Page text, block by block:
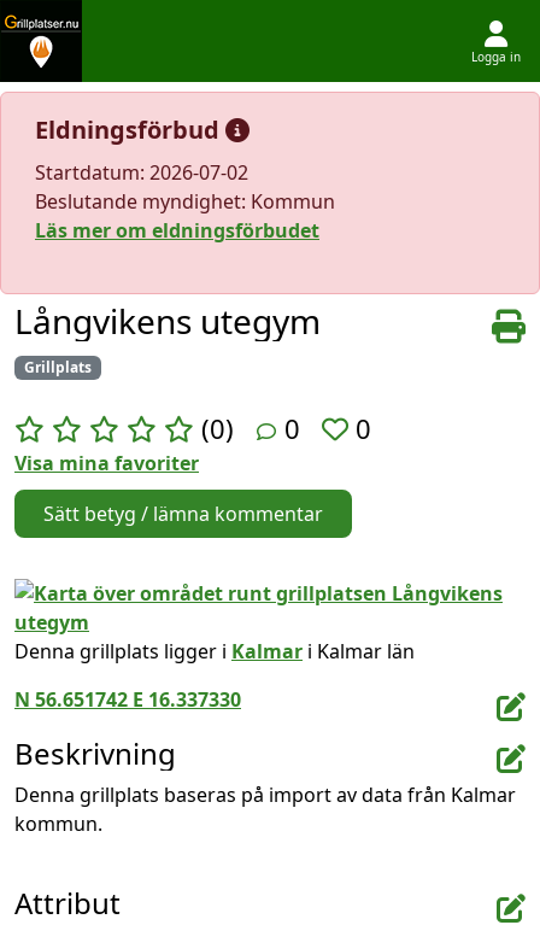
Hoppa till innehållet
Logga in
Eldningsförbud
Startdatum: 2026-07-02
Beslutande myndighet: Kommun
Läs mer om eldningsförbudet
Långvikens utegym
Grillplats
(0) 0 0
Visa mina favoriter
Sätt betyg / lämna kommentar
Denna grillplats ligger i Kalmar i Kalmar län
N 56.651742 E 16.337330
Beskrivning
Denna grillplats baseras på import av data från Kalmar
kommun.
Attribut